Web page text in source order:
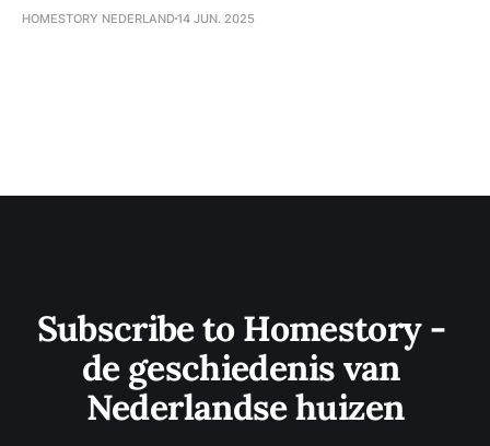
HOMESTORY NEDERLAND14 JUN. 2025
Subscribe to Homestory -
de geschiedenis van
Nederlandse huizen